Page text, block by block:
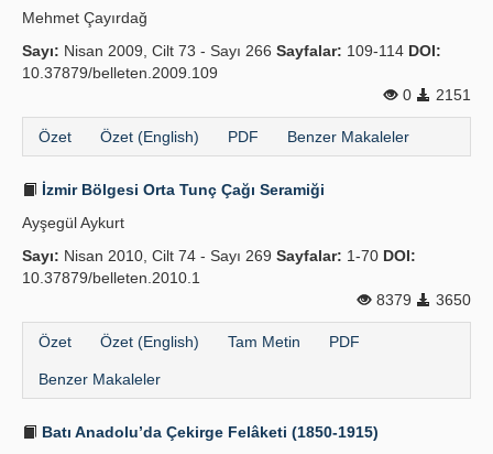
Mehmet Çayırdağ
Sayı: Nisan 2009, Cilt 73 - Sayı 266 Sayfalar: 109-114 DOI:
10.37879/belleten.2009.109
0
2151
Özet Özet (English) PDF Benzer Makaleler
İzmir Bölgesi Orta Tunç Çağı Seramiği
Ayşegül Aykurt
Sayı: Nisan 2010, Cilt 74 - Sayı 269 Sayfalar: 1-70 DOI:
10.37879/belleten.2010.1
8379
3650
Özet Özet (English) Tam Metin PDF
Benzer Makaleler
Batı Anadolu’da Çekirge Felâketi (1850-1915)